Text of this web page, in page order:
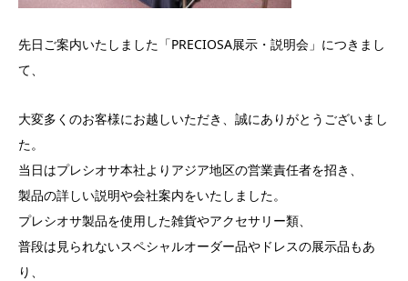
先日ご案内いたしました「PRECIOSA展示・説明会」につきまし
て、
大変多くのお客様にお越しいただき、誠にありがとうございまし
た。
当日はプレシオサ本社よりアジア地区の営業責任者を招き、
製品の詳しい説明や会社案内をいたしました。
プレシオサ製品を使用した雑貨やアクセサリー類、
普段は見られないスペシャルオーダー品やドレスの展示品もあ
り、